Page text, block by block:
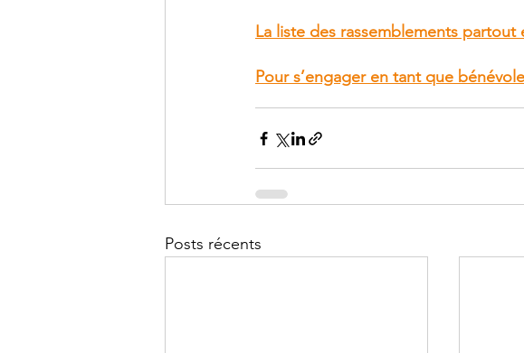
La liste des rassemblements partout
Pour s’engager en tant que
Posts récents